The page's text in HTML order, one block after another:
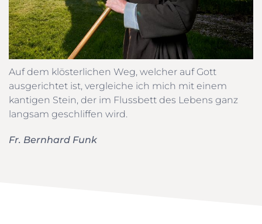
Auf dem klösterlichen Weg, welcher auf Gott
ausgerichtet ist, vergleiche ich mich mit einem
kantigen Stein, der im Flussbett des Lebens ganz
langsam geschliffen wird.
Fr. Bernhard Funk